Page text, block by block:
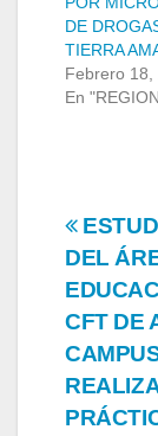
DE
TIERRA
Febrero 18,
En
de
DEL
CFT DE